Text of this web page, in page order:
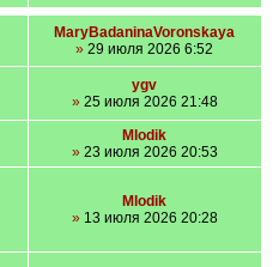
MaryBadaninaVoronskaya
» 29 июля 2026 6:52
ygv
»25 июля 2026 21:48
Mlodik
»23 июля 2026 20:53
Mlodik
»13 июля 2026 20:28